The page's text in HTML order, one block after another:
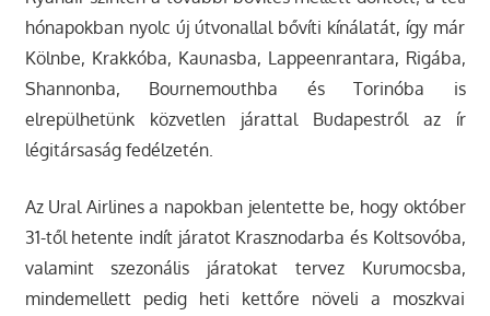
hónapokban nyolc új útvonallal bővíti kínálatát, így már
Kölnbe, Krakkóba, Kaunasba, Lappeenrantara, Rigába,
Shannonba, Bournemouthba és Torinóba is
elrepülhetünk közvetlen járattal Budapestről az ír
légitársaság fedélzetén.
Az Ural Airlines a napokban jelentette be, hogy október
31-től hetente indít járatot Krasznodarba és Koltsovóba,
valamint szezonális járatokat tervez Kurumocsba,
mindemellett pedig heti kettőre növeli a moszkvai